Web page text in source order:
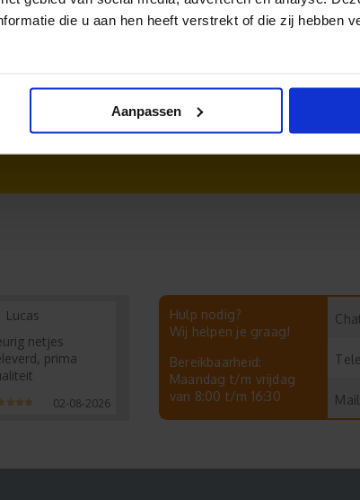
die u aan hen heeft verstrekt of die zij hebben
Aanpassen
Mama stickers
Lucas
netjes
prima
02-08-2026
Hulp nodig?
Wij helpen je graag!
Bereikbaarheid:
Maandag t/m vrijdag
van 8:00 t/m 16:30